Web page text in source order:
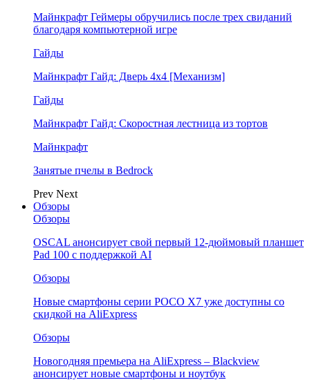
Майнкрафт Геймеры обручились после трех свиданий
благодаря компьютерной игре
Гайды
Майнкрафт Гайд: Дверь 4х4 [Механизм]
Гайды
Майнкрафт Гайд: Скоростная лестница из тортов
Майнкрафт
Занятые пчелы в Bedrock
Prev Next
Обзоры
Обзоры
OSCAL анонсирует свой первый 12-дюймовый планшет
Pad 100 с поддержкой AI
Обзоры
Новые смартфоны серии POCO X7 уже доступны со
скидкой на AliExpress
Обзоры
Новогодняя премьера на AliExpress – Blackview
анонсирует новые смартфоны и ноутбук